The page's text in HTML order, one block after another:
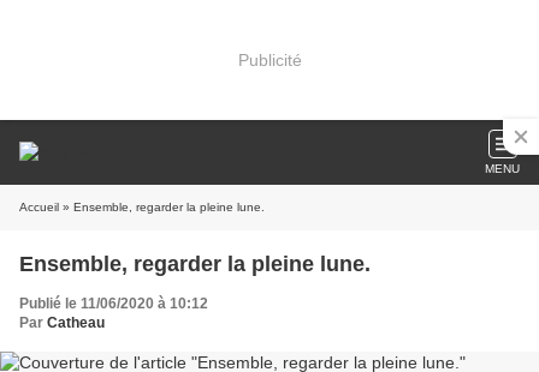
Publicité
MENU
Accueil » Ensemble, regarder la pleine lune.
Ensemble, regarder la pleine lune.
Publié le 11/06/2020 à 10:12
Par Catheau